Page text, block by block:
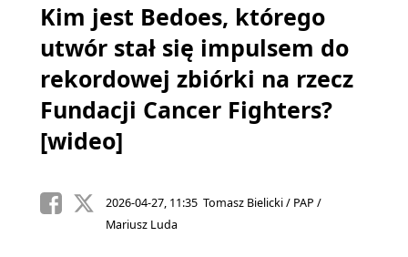
Kim jest Bedoes, którego
utwór stał się impulsem do
rekordowej zbiórki na rzecz
Fundacji Cancer Fighters?
[wideo]
2026-04-27, 11:35 Tomasz Bielicki / PAP /
Mariusz Luda